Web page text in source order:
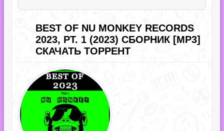
BEST OF NU MONKEY RECORDS
2023, PT. 1 (2023) СБОРНИК [MP3]
СКАЧАТЬ ТОРРЕНТ